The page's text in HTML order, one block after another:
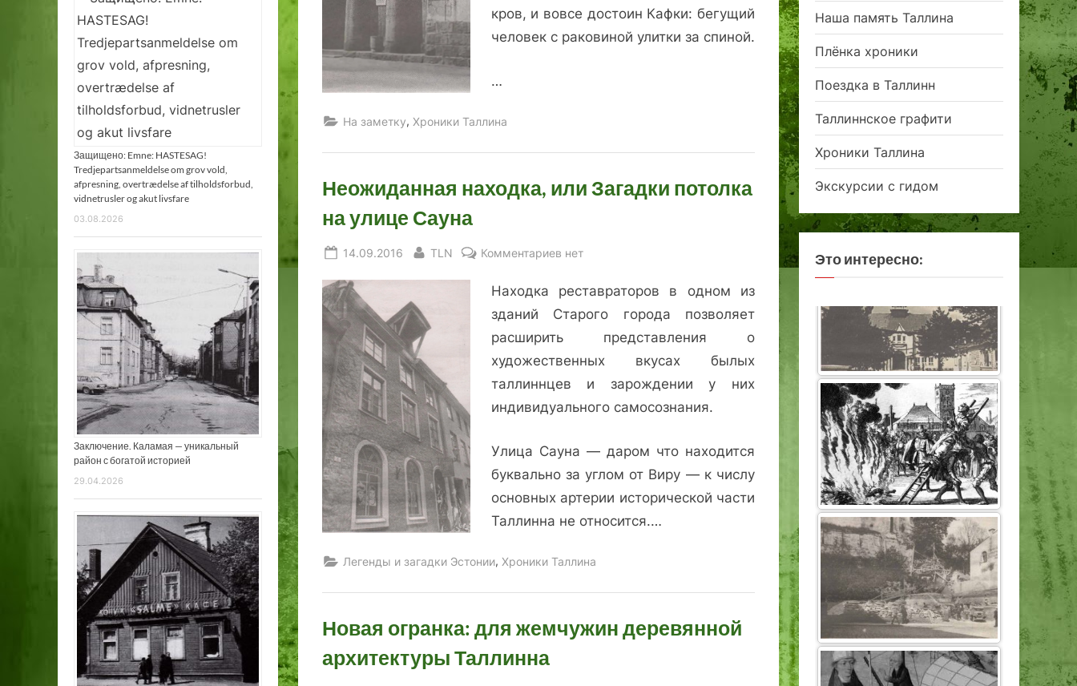
кров, и вовсе достоин Кафки: бегущий
человек с раковиной улитки за спиной.
…
На заметку, Хроники Таллина
Неожиданная находка, или Загадки потолка
на улице Сауна
Posted
14.09.2016 By
TLN Комментариев к
Неожиданная
находка,
на
улице
нет
Находка реставраторов в одном из
зданий Старого города позволяет
расширить представления о
художественных вкусах былых
таллиннцев и зарождении у них
индивидуального самосознания.
Улица Сауна — даром что находится
буквально за углом от Виру — к числу
основных артерии исторической части
Таллинна не относится.…
Легенды и загадки Эстонии, Хроники Таллина
Новая огранка: для жемчужин деревянной
архитектуры Таллинна
Защищено: Emne: HASTESAG!
Tredjepartsanmeldelse om grov vold,
afpresning, overtrædelse af tilholdsforbud,
vidnetrusler og akut livsfare
03.08.2026
Заключение. Каламая — уникальный
район с богатой историей
29.04.2026
Наша память Таллина
Плёнка хроники
Поездка в Таллинн
Таллиннское графити
Хроники Таллина
Экскурсии с гидом
Это интересно: